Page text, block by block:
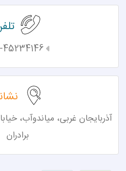
45234146
آذربایجان غربی، میاندوآب،
برادران